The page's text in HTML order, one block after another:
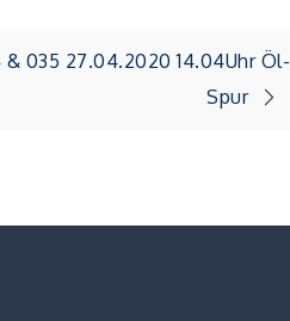
& 035 27.04.2020 14.04Uhr Öl-
Spur